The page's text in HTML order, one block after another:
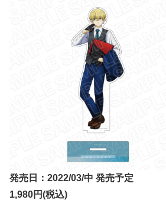
発売日：2022/03/中 発売予定
1,980円(税込)